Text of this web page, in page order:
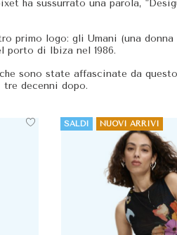
ha sussurrato una parola,
logo: gli Umani (una donna
porto di Ibiza nel 1986.
sono state affascinate da
decenni dopo.
SALDI NUOVI ARRIVI